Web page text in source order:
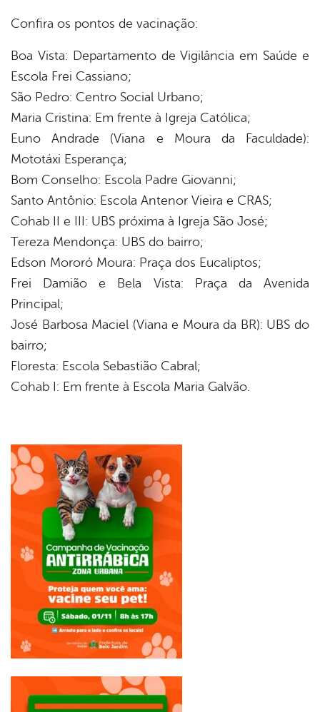
Confira os pontos de vacinação:
Boa Vista: Departamento de Vigilância em Saúde e
Escola Frei Cassiano;
São Pedro: Centro Social Urbano;
Maria Cristina: Em frente à Igreja Católica;
Euno Andrade (Viana e Moura da Faculdade):
Mototáxi Esperança;
Bom Conselho: Escola Padre Giovanni;
Santo Antônio: Escola Antenor Vieira e CRAS;
Cohab II e III: UBS próxima à Igreja São José;
Tereza Mendonça: UBS do bairro;
Edson Mororó Moura: Praça dos Eucaliptos;
Frei Damião e Bela Vista: Praça da Avenida
Principal;
José Barbosa Maciel (Viana e Moura da BR): UBS do
bairro;
Floresta: Escola Sebastião Cabral;
Cohab I: Em frente à Escola Maria Galvão.